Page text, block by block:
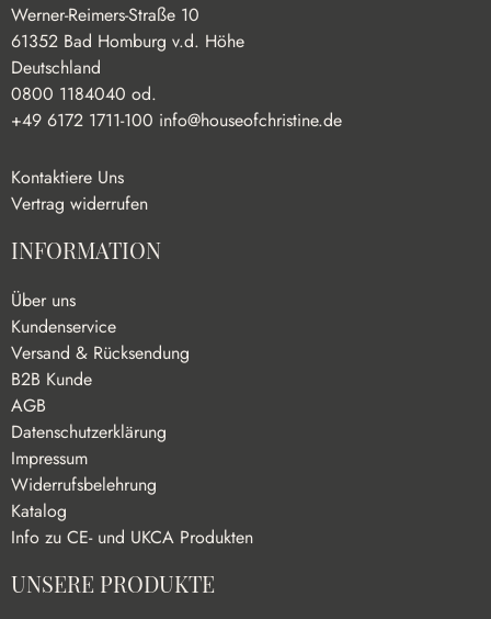
Werner-Reimers-Straße 10
61352 Bad Homburg v.d. Höhe
Deutschland
0800 1184040 od.
+49 6172 1711-100 info@houseofchristine.de
Kontaktiere Uns
Vertrag widerrufen
INFORMATION
Über uns
Kundenservice
Versand & Rücksendung
B2B Kunde
AGB
Datenschutzerklärung
Impressum
Widerrufsbelehrung
Katalog
Info zu CE- und UKCA Produkten
UNSERE PRODUKTE